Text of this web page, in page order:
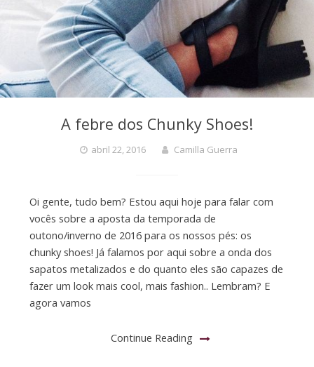
A febre dos Chunky Shoes!
abril 22, 2016 Camilla Guerra
Oi gente, tudo bem? Estou aqui hoje para falar com
vocês sobre a aposta da temporada de
outono/inverno de 2016 para os nossos pés: os
chunky shoes! Já falamos por aqui sobre a onda dos
sapatos metalizados e do quanto eles são capazes de
fazer um look mais cool, mais fashion.. Lembram? E
agora vamos
Continue Reading